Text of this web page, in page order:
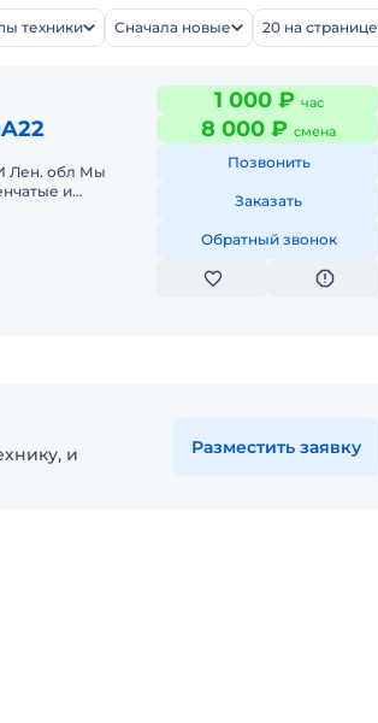
техники Сначала новые 20 на странице
Лен. обл Мы
и
1 000 ₽ час
8 000 ₽ смена
Позвонить
Заказать
Обратный звонок
и
Разместить заявку